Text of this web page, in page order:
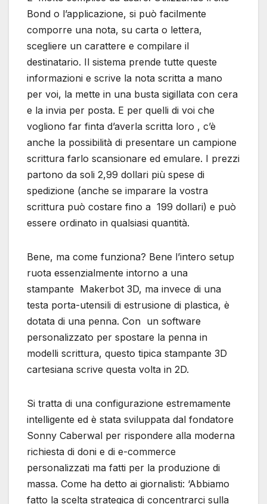
Bond o l’applicazione, si può facilmente
comporre una nota, su carta o lettera,
scegliere un carattere e compilare il
destinatario. Il sistema prende tutte queste
informazioni e scrive la nota scritta a mano
per voi, la mette in una busta sigillata con cera
e la invia per posta. E per quelli di voi che
vogliono far finta d’averla scritta loro , c’è
anche la possibilità di presentare un campione
scrittura farlo scansionare ed emulare. I prezzi
partono da soli 2,99 dollari più spese di
spedizione (anche se imparare la vostra
scrittura può costare fino a 199 dollari) e può
essere ordinato in qualsiasi quantità.
Bene, ma come funziona? Bene l’intero setup
ruota essenzialmente intorno a una
stampante Makerbot 3D, ma invece di una
testa porta-utensili di estrusione di plastica, è
dotata di una penna. Con un software
personalizzato per spostare la penna in
modelli scrittura, questo tipica stampante 3D
cartesiana scrive questa volta in 2D.
Si tratta di una configurazione estremamente
intelligente ed è stata sviluppata dal fondatore
Sonny Caberwal per rispondere alla moderna
richiesta di doni e di e-commerce
personalizzati ma fatti per la produzione di
massa. Come ha detto ai giornalisti: ‘Abbiamo
fatto la scelta strategica di concentrarci sulla